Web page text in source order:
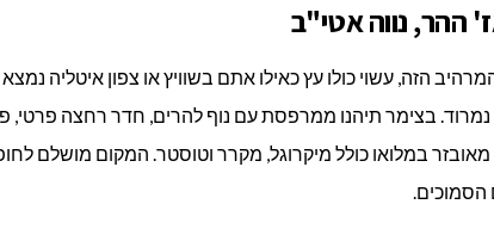
ההר, נווה אטי"ב
בצימר תיהנו ממרפסת עם נוף להרים, חדר רחצה פרטי,
במלואו כולל מיקרוגל, מקרר וטוסטר. המקום מושלם
הסמוכים.